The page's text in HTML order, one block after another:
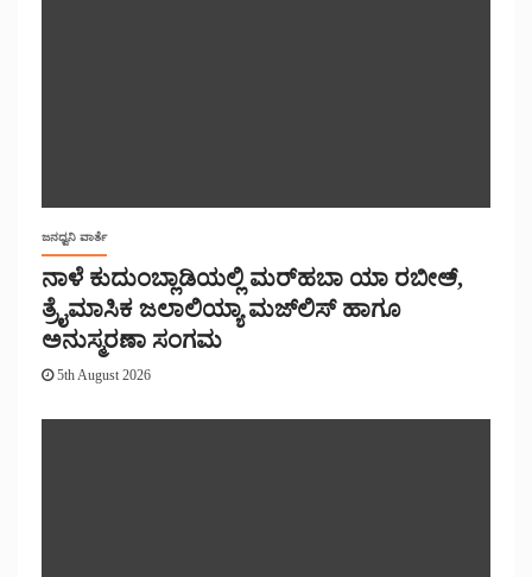
ಜನಧ್ವನಿ ವಾರ್ತೆ
ನಾಳೆ ಕುದುಂಬ್ಲಾಡಿಯಲ್ಲಿ ಮರ್‌‌ಹಬಾ ಯಾ ರಬೀಅ್,
ತ್ರೈಮಾಸಿಕ ಜಲಾಲಿಯ್ಯಾ ಮಜ್‌‌ಲಿಸ್‌‌ ಹಾಗೂ
ಅನುಸ್ಮರಣಾ ಸಂಗಮ
5th August 2026